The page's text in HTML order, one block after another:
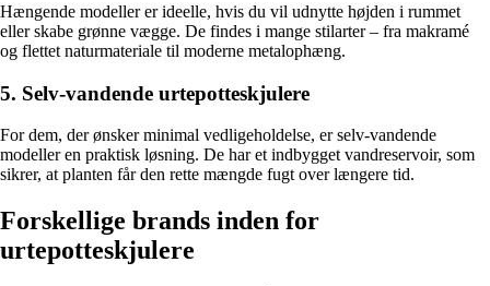
Hængende modeller er ideelle, hvis du vil udnytte højden i rummet
eller skabe grønne vægge. De findes i mange stilarter – fra makramé
og flettet naturmateriale til moderne metalophæng.
5. Selv-vandende urtepotteskjulere
For dem, der ønsker minimal vedligeholdelse, er selv-vandende
modeller en praktisk løsning. De har et indbygget vandreservoir, som
sikrer, at planten får den rette mængde fugt over længere tid.
Forskellige brands inden for
urtepotteskjulere